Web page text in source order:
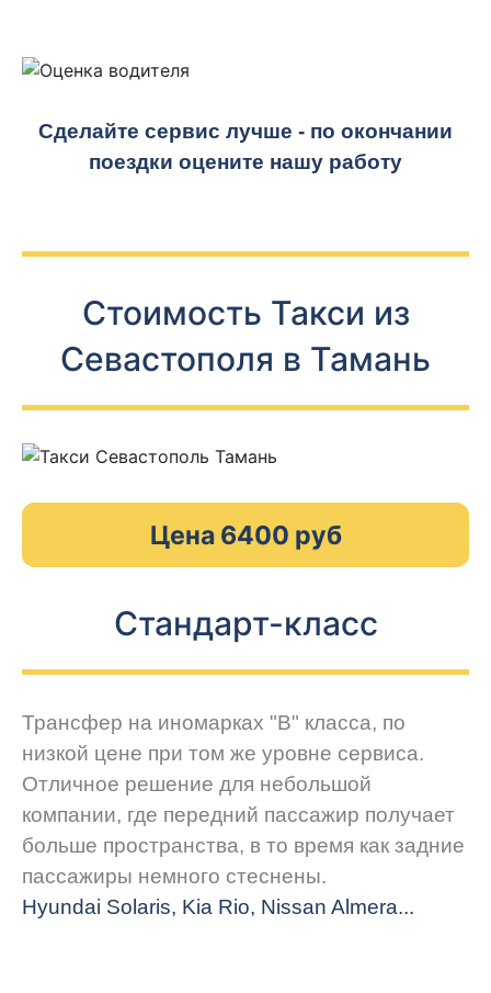
Сделайте сервис лучше - по окончании
поездки оцените нашу работу
Стоимость Такси из
Севастополя в Тамань
Цена 6400 руб
Стандарт-класс
Трансфер на иномарках "В" класса, по
низкой цене при том же уровне сервиса.
Отличное решение для небольшой
компании, где передний пассажир получает
больше пространства, в то время как задние
пассажиры немного стеснены.
Hyundai Solaris, Kia Rio, Nissan Almera...